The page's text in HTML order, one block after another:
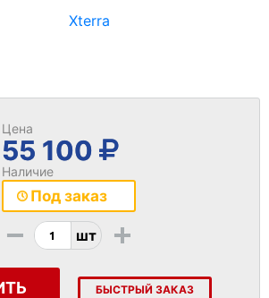
Xterra
Цена
55 100
Наличие
Под заказ
- шт +
БЫСТРЫЙ ЗАКАЗ